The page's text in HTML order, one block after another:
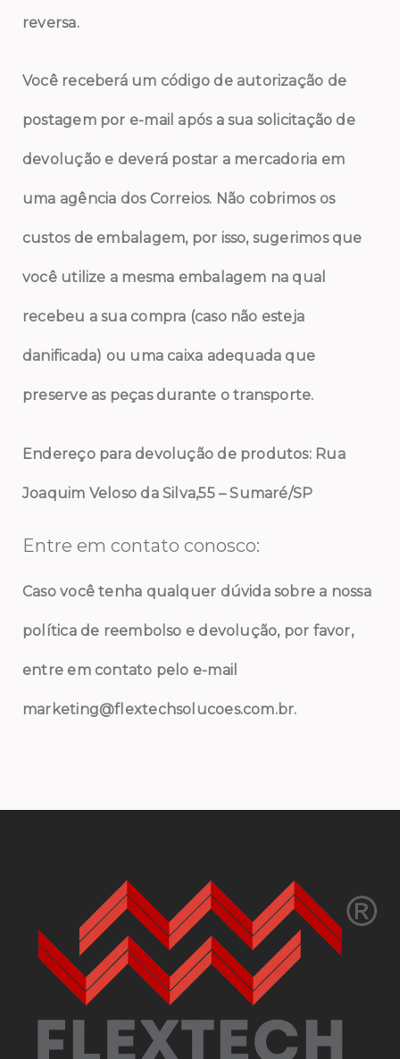
reversa.
Você receberá um código de autorização de
postagem por e-mail após a sua solicitação de
devolução e deverá postar a mercadoria em
uma agência dos Correios. Não cobrimos os
custos de embalagem, por isso, sugerimos que
você utilize a mesma embalagem na qual
recebeu a sua compra (caso não esteja
danificada) ou uma caixa adequada que
preserve as peças durante o transporte.
Endereço para devolução de produtos: Rua
Joaquim Veloso da Silva,55 – Sumaré/SP
Entre em contato conosco:
Caso você tenha qualquer dúvida sobre a nossa
política de reembolso e devolução, por favor,
entre em contato pelo e-mail
marketing@flextechsolucoes.com.br.